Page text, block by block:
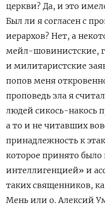
церкви? Да, и это
Был ли я согласен с
иерархов? Нет, а
мейл-шовинистские,
и милитаристские
попов меня
проповедь зла я
людей сикось-накось
а то и не читавших
принадлежность к
которое принято было
интеллигенцией» и
таких священников,
Мень или о. Алексий